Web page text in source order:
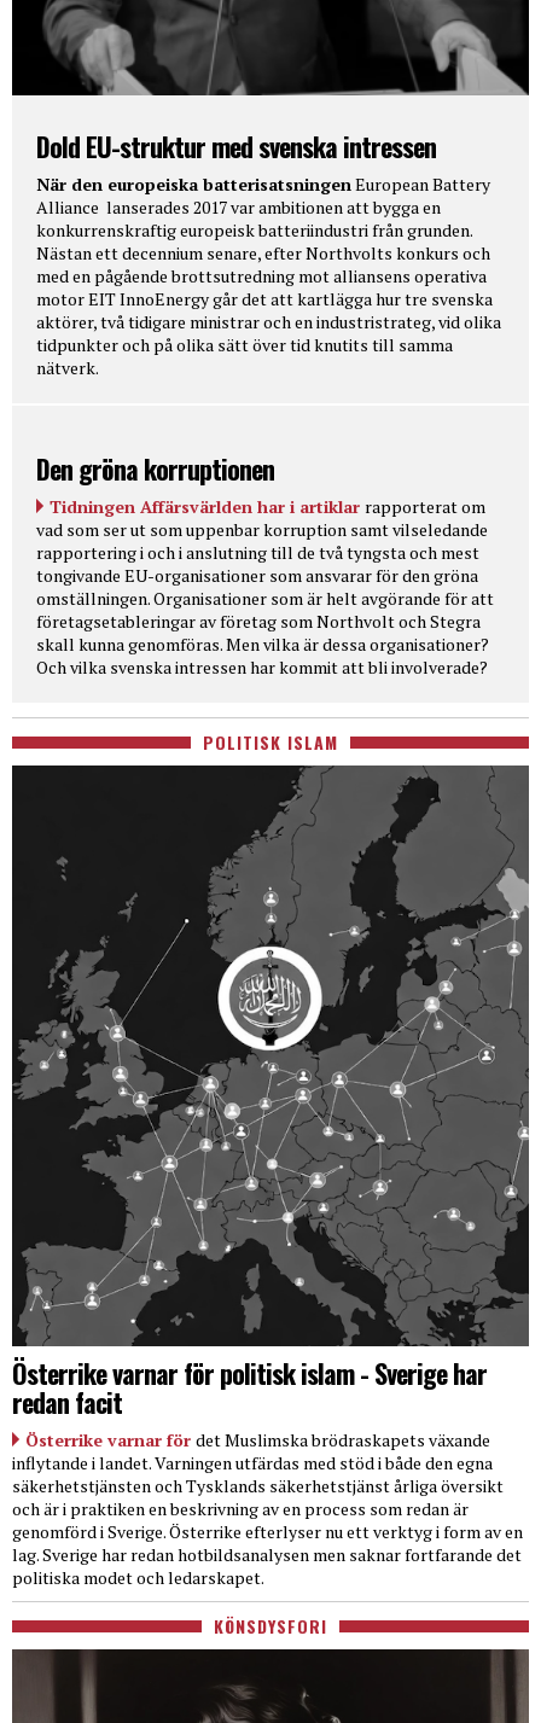
Dold EU-struktur med svenska intressen
När den europeiska batterisatsningen European Battery
Alliance lanserades 2017 var ambitionen att bygga en
konkurrenskraftig europeisk batteriindustri från grunden.
Nästan ett decennium senare, efter Northvolts konkurs och
med en pågående brottsutredning mot alliansens operativa
motor EIT InnoEnergy går det att kartlägga hur tre svenska
aktörer, två tidigare ministrar och en industristrateg, vid olika
tidpunkter och på olika sätt över tid knutits till samma
nätverk.
Den gröna korruptionen
Tidningen Affärsvärlden har i artiklar rapporterat om
vad som ser ut som uppenbar korruption samt vilseledande
rapportering i och i anslutning till de två tyngsta och mest
tongivande EU-organisationer som ansvarar för den gröna
omställningen. Organisationer som är helt avgörande för att
företagsetableringar av företag som Northvolt och Stegra
skall kunna genomföras. Men vilka är dessa organisationer?
Och vilka svenska intressen har kommit att bli involverade?
POLITISK ISLAM
Österrike varnar för politisk islam - Sverige har
redan facit
Österrike varnar för det Muslimska brödraskapets växande
inflytande i landet. Varningen utfärdas med stöd i både den egna
säkerhetstjänsten och Tysklands säkerhetstjänst årliga översikt
och är i praktiken en beskrivning av en process som redan är
genomförd i Sverige. Österrike efterlyser nu ett verktyg i form av en
lag. Sverige har redan hotbildsanalysen men saknar fortfarande det
politiska modet och ledarskapet.
KÖNSDYSFORI